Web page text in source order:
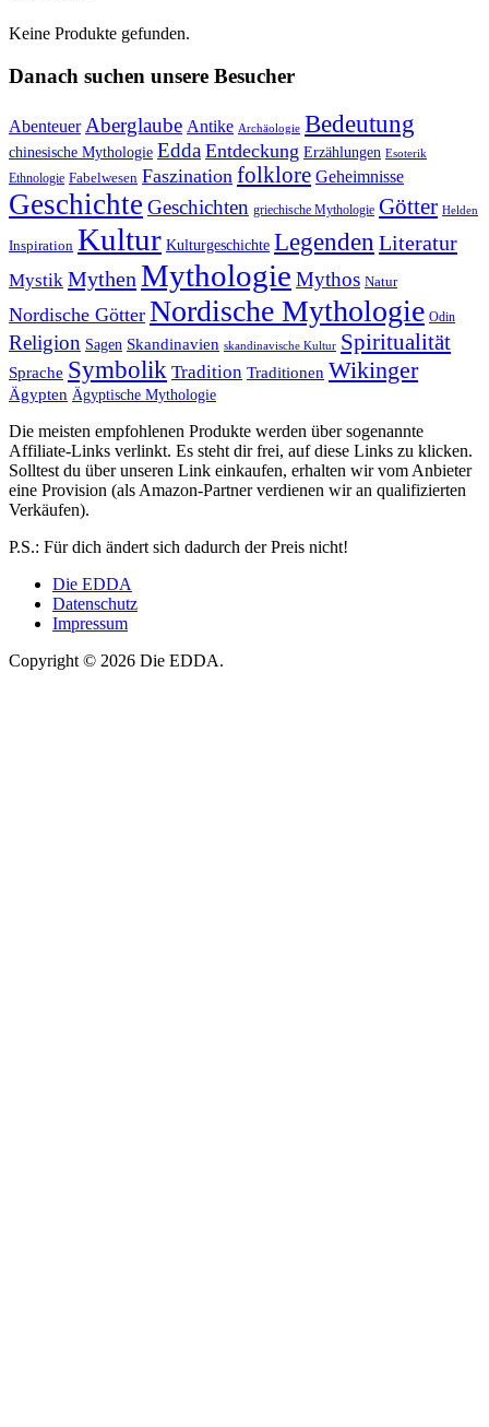
Keine Produkte gefunden.
Danach suchen unsere Besucher
Abenteuer Aberglaube Antike Archäologie Bedeutung
chinesische Mythologie Edda Entdeckung Erzählungen Esoterik
Ethnologie Fabelwesen Faszination folklore Geheimnisse
Geschichte Geschichten griechische Mythologie Götter Helden
Inspiration Kultur Kulturgeschichte Legenden Literatur
Mystik Mythen Mythologie Mythos Natur
Nordische Götter Nordische Mythologie Odin
Religion Sagen Skandinavien skandinavische Kultur Spiritualität
Sprache Symbolik Tradition Traditionen Wikinger
Ägypten Ägyptische Mythologie
Die meisten empfohlenen Produkte werden über sogenannte
Affiliate-Links verlinkt. Es steht dir frei, auf diese Links zu klicken.
Solltest du über unseren Link einkaufen, erhalten wir vom Anbieter
eine Provision (als Amazon-Partner verdienen wir an qualifizierten
Verkäufen).
P.S.: Für dich ändert sich dadurch der Preis nicht!
Die EDDA
Datenschutz
Impressum
Copyright © 2026 Die EDDA.